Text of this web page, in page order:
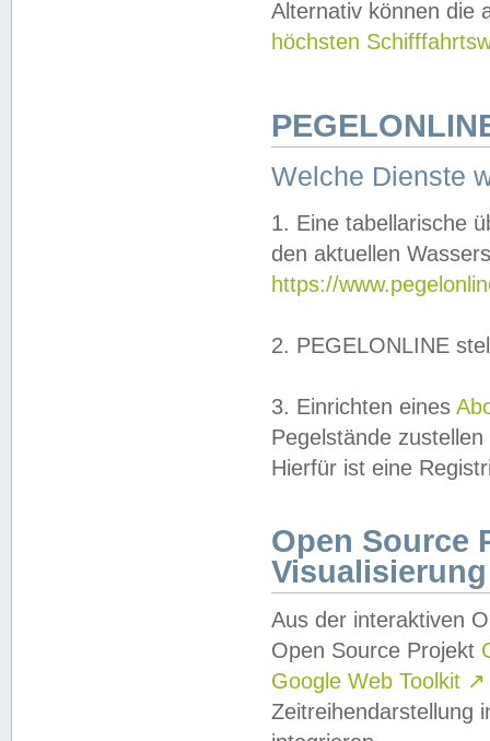
Alternativ können die
höchsten
Welche Dienste
1. Eine tabellarische
den aktuellen
https://
2. PEGELONLINE
3. Einrichten eines
Pegelstände
Hierfür ist eine
Open Source
Visualisierung
Aus der interaktiven
Open Source Projekt
Google Web Toolkit ↗
Zeitreihendarstellung